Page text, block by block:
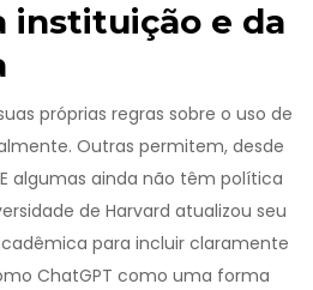
instituição e da
próprias regras sobre o uso de
Outras permitem, desde
algumas ainda não têm política
de Harvard atualizou seu
para incluir claramente
ChatGPT como uma forma